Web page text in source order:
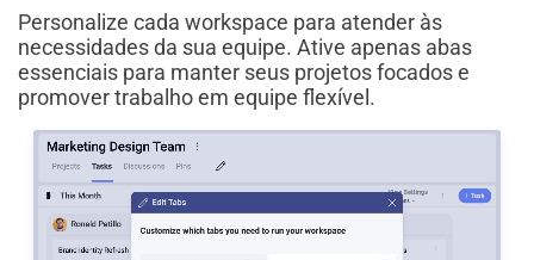
Personalize cada workspace para atender às
necessidades da sua equipe. Ative apenas abas
essenciais para manter seus projetos focados e
promover trabalho em equipe flexível.